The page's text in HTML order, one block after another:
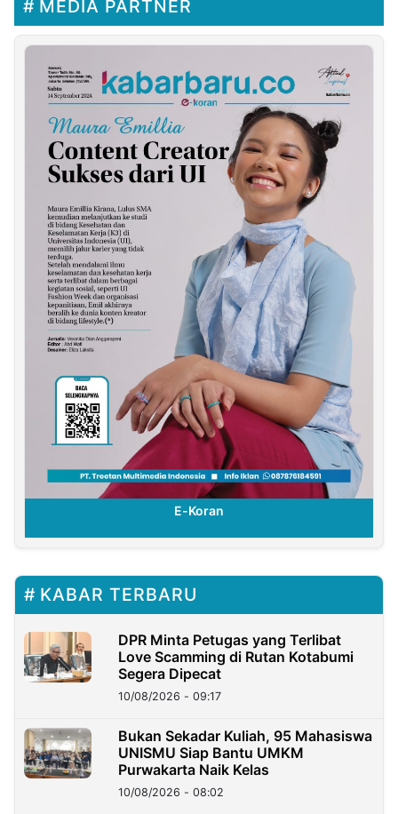
MEDIA PARTNER
E-Koran
KABAR TERBARU
DPR Minta Petugas yang Terlibat
Love Scamming di Rutan Kotabumi
Segera Dipecat
10/08/2026 - 09:17
Bukan Sekadar Kuliah, 95 Mahasiswa
UNISMU Siap Bantu UMKM
Purwakarta Naik Kelas
10/08/2026 - 08:02